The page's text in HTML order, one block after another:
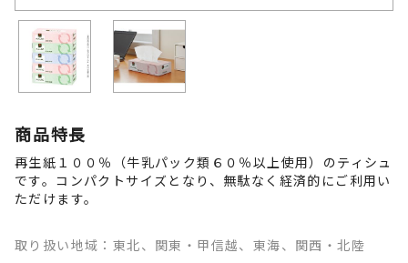
商品特長
再生紙１００％（牛乳パック類６０％以上使用）のティシュ
です。コンパクトサイズとなり、無駄なく経済的にご利用い
ただけます。
取り扱い地域：東北、関東・甲信越、東海、関西・北陸